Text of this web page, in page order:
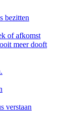
bezitten
of afkomst
meer dooft
verstaan